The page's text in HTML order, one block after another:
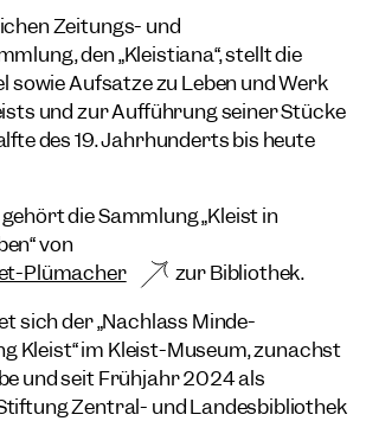
Zeitungs- und
den „Kleistiana“, stellt die
sowie Aufsätze zu Leben und Werk
und zur Aufführung seiner Stücke
des 19. Jahrhunderts bis heute
die Sammlung „Kleist in
von
Plümacher
zur Bibliothek.
sich der „Nachlass Minde-
Kleist“ im Kleist-Museum, zunächst
und seit Frühjahr 2024 als
Zentral- und Landesbibliothek